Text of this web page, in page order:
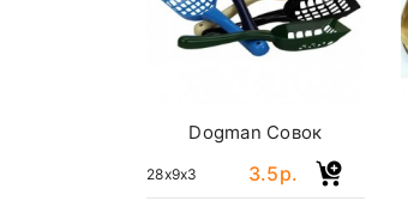
Dogman Совок
28x9x3 3.5р.